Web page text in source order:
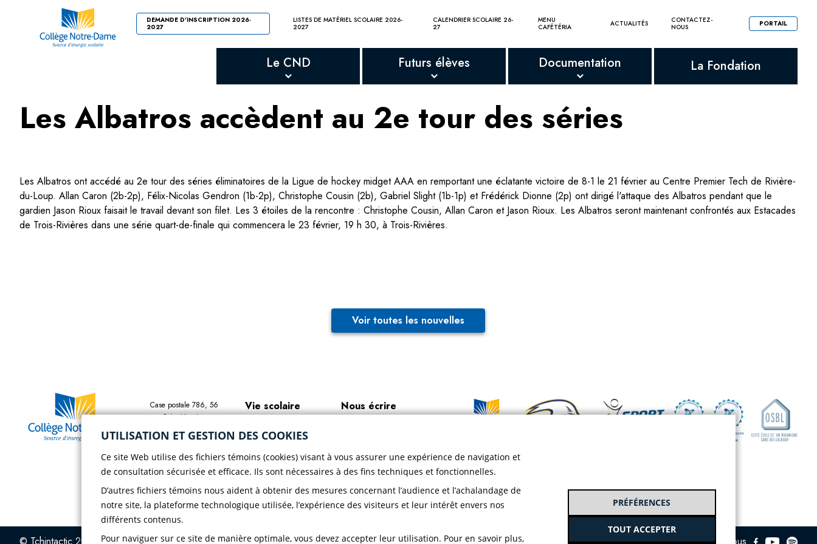
DEMANDE D'INSCRIPTION 2026-
2027
LISTES DE MATÉRIEL SCOLAIRE 2026-
2027
CALENDRIER SCOLAIRE 26-
27
MENU
CAFÉTÉRIA
ACTUALITÉS
CONTACTEZ-
NOUS
PORTAIL
Le CND Futurs élèves Documentation La Fondation
Les Albatros accèdent au 2e tour des séries
Les Albatros ont accédé au 2e tour des séries éliminatoires de la Ligue de hockey midget AAA en remportant une éclatante victoire de 8-1 le 21 février au Centre Premier Tech de Rivière-
du-Loup. Allan Caron (2b-2p), Félix-Nicolas Gendron (1b-2p), Christophe Cousin (2b), Gabriel Slight (1b-1p) et Frédérick Dionne (2p) ont dirigé l'attaque des Albatros pendant que le
gardien Jason Rioux faisait le travail devant son filet. Les 3 étoiles de la rencontre : Christophe Cousin, Allan Caron et Jason Rioux. Les Albatros seront maintenant confrontés aux Estacades
de Trois-Rivières dans une série quart-de-finale qui commencera le 23 février, 19 h 30, à Trois-Rivières.
Voir toutes les nouvelles
Case postale 786, 56
rue Saint-Henri
Rivière-du-Loup
Téléphone :418 862-
8257
Télécopieur :418 862-
8495
Vie scolaire
Nous écrire
Vie sportive
Choisir le CND
Localisation
Politique de
confidentialité CND
don!
UTILISATION ET GESTION DES COOKIES
Ce site Web utilise des fichiers témoins (cookies) visant à vous assurer une expérience de navigation et
de consultation sécurisée et efficace. Ils sont nécessaires à des fins techniques et fonctionnelles.
D’autres fichiers témoins nous aident à obtenir des mesures concernant l’audience et l’achalandage de
notre site, la plateforme technologique utilisée, l’expérience des visiteurs et leur intérêt envers nos
différents contenus.
Pour naviguer sur ce site de manière optimale, vous devez accepter leur utilisation. Pour en savoir plus,
PRÉFÉRENCES
TOUT ACCEPTER